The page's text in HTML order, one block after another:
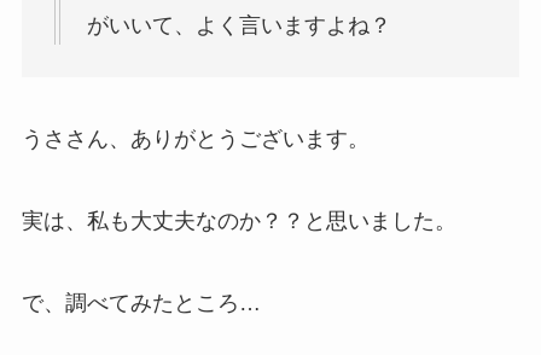
がいいて、よく言いますよね？
うささん、ありがとうございます。
実は、私も大丈夫なのか？？と思いました。
で、調べてみたところ…